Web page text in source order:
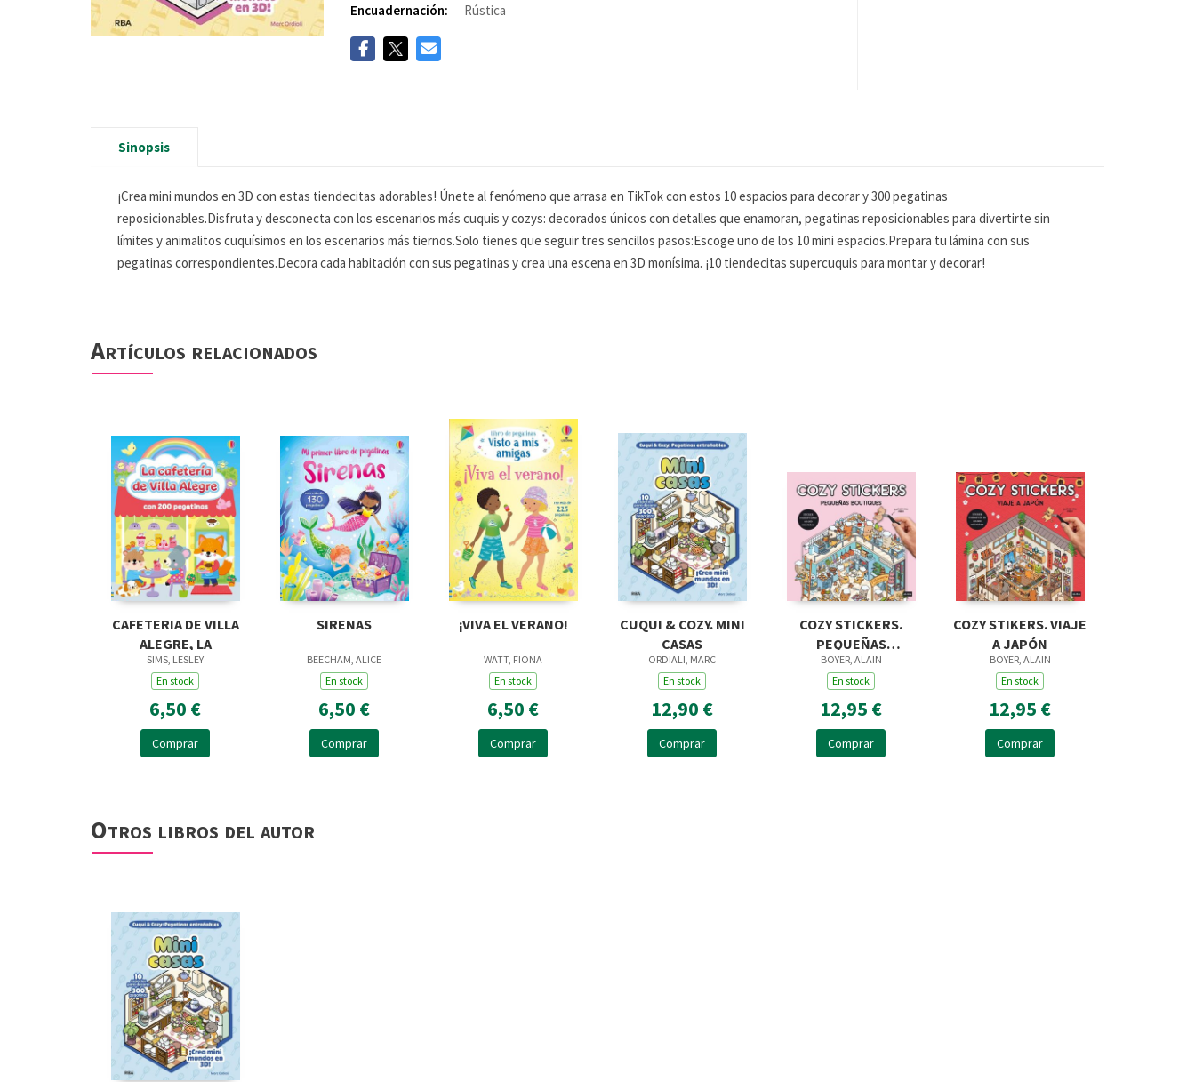
Encuadernación:
Rústica
Sinopsis
¡Crea mini mundos en 3D con estas tiendecitas adorables! Únete al fenómeno que arrasa en TikTok con estos 10 espacios para decorar y 300 pegatinas
reposicionables.Disfruta y desconecta con los escenarios más cuquis y cozys: decorados únicos con detalles que enamoran, pegatinas reposicionables para divertirte sin
límites y animalitos cuquísimos en los escenarios más tiernos.Solo tienes que seguir tres sencillos pasos:Escoge uno de los 10 mini espacios.Prepara tu lámina con sus
pegatinas correspondientes.Decora cada habitación con sus pegatinas y crea una escena en 3D monísima. ¡10 tiendecitas supercuquis para montar y decorar!
Artículos relacionados
CAFETERIA DE VILLA
ALEGRE, LA
SIMS, LESLEY
En stock
6,50 €
Comprar
SIRENAS
BEECHAM, ALICE
En stock
6,50 €
Comprar
¡VIVA EL VERANO!
WATT, FIONA
En stock
6,50 €
Comprar
CUQUI & COZY. MINI
CASAS
ORDIALI, MARC
En stock
12,90 €
Comprar
COZY STICKERS.
PEQUEÑAS
BOUTIQUES
BOYER, ALAIN
En stock
12,95 €
Comprar
COZY STIKERS. VIAJE
A JAPÓN
BOYER, ALAIN
En stock
12,95 €
Comprar
Otros libros del autor